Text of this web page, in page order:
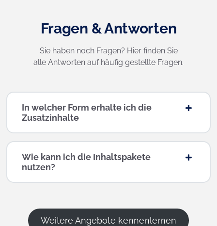
Fragen & Antworten
Sie haben noch Fragen? Hier finden Sie
alle Antworten auf häufig gestellte Fragen.
In welcher Form erhalte ich die
Zusatzinhalte
Wie kann ich die Inhaltspakete
nutzen?
Weitere Angebote kennenlernen